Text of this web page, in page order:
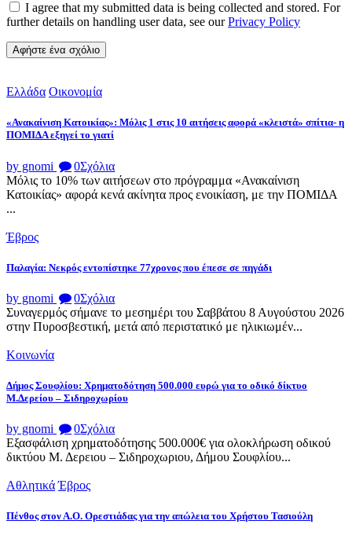
I agree that my submitted data is being collected and stored. For
further details on handling user data, see ourPrivacy Policy
Ελλάδα Οικονομία
«Ανακαίνιση Κατοικίας»: Μόλις 1 στις 10 αιτήσεις αφορά «κλειστά» σπίτια- η
ΠΟΜΙΔΑ εξηγεί το γιατί
by gnomi 0Σχόλια
Μόλις το 10% των αιτήσεων στο πρόγραμμα «Ανακαίνιση
Κατοικίας» αφορά κενά ακίνητα προς ενοικίαση, με την ΠΟΜΙΔΑ
...
Έβρος
Παλαγία: Νεκρός εντοπίστηκε 77χρονος που έπεσε σε πηγάδι
by gnomi 0Σχόλια
Συναγερμός σήμανε το μεσημέρι του Σαββάτου 8 Αυγούστου 2026
στην Πυροσβεστική, μετά από περιστατικό με ηλικιωμέν...
Κοινωνία
Δήμος Σουφλίου: Χρηματοδότηση 500.000 ευρώ για το οδικό δίκτυο
Μ.Δερείου – Σιδηροχωρίου
by gnomi 0Σχόλια
Εξασφάλιση χρηματοδότησης 500.000€ για ολοκλήρωση οδικού
δικτύου Μ. Δερειου – Σιδηροχωριου, Δήμου Σουφλίου...
Αθλητικά Έβρος
Πένθος στον Α.Ο. Ορεστιάδας για την απώλεια του Χρήστου Τασιούλη